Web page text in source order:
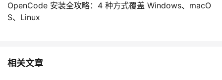
OpenCode 安装全攻略：4 种方式覆盖 Windows、macO
S、Linux
相关文章